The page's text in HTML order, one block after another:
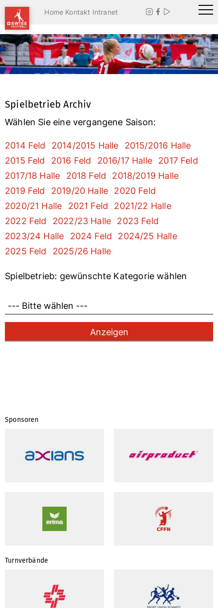
Home Kontakt Intranet   
Spielbetrieb Archiv
Wählen Sie eine vergangene Saison:
2014 Feld 2014/2015 Halle
2015/2016 Halle
2015 Feld
2016 Feld 2016/17 Halle
2017 Feld
2017/18 Halle
2018 Feld
2018/2019 Halle
2019 Feld
2019/20 Halle
2020 Feld
2020/21 Halle
2021 Feld
2021/22 Halle
2022 Feld
2022/23 Halle
2023 Feld
2023/24 Halle
2024 Feld
2024/25 Halle
2025 Feld
2025/26 Halle
Spielbetrieb: gewünschte Kategorie wählen
Sponsoren
Turnverbände